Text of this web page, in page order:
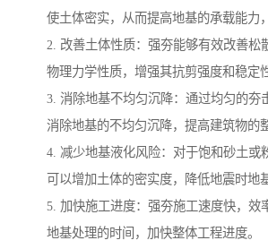
使土体密实，从而提高地基的承载能力
2. 改善土体性质：强夯能够有效改善松
物理力学性质，增强其抗剪强度和稳定性
3. 消除地基不均匀沉降：通过均匀的夯
消除地基的不均匀沉降，提高建筑物的
4. 减少地基液化风险：对于饱和砂土或
可以增加土体的密实度，降低地震时地
5. 加快施工进度：强夯施工速度快，效
地基处理的时间，加快整体工程进度。